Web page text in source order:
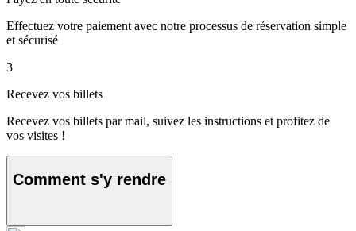
Effectuez votre paiement avec notre processus de réservation simple
et sécurisé
3
Recevez vos billets
Recevez vos billets par mail, suivez les instructions et profitez de
vos visites !
Comment s'y rendre